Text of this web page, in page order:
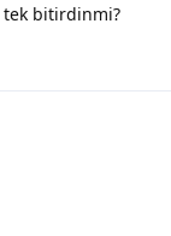
tek bitirdinmi?